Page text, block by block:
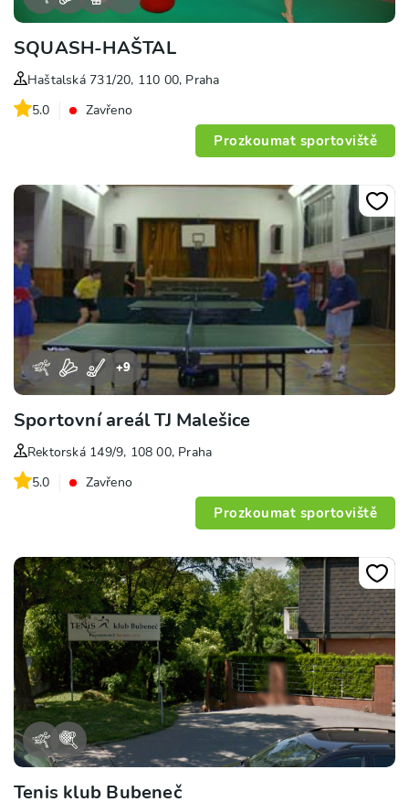
SQUASH-HAŠTAL
Haštalská 731/20, 110 00, Praha
5.0
Zavřeno
Prozkoumat sportoviště
+9
Sportovní areál TJ Malešice
Rektorská 149/9, 108 00, Praha
5.0
Zavřeno
Prozkoumat sportoviště
Tenis klub Bubeneč